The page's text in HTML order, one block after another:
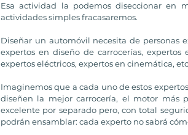
Esa actividad la podemos diseccionar en
actividades simples fracasaremos.
Diseñar un automóvil necesita de personas
expertos en diseño de carrocerías,
expertos eléctricos, expertos en cinemática,
Imaginemos que a cada uno de estos
diseñen la mejor carrocería, el motor más
excelente por separado pero, con total
podrán ensamblar: cada experto no sabrá